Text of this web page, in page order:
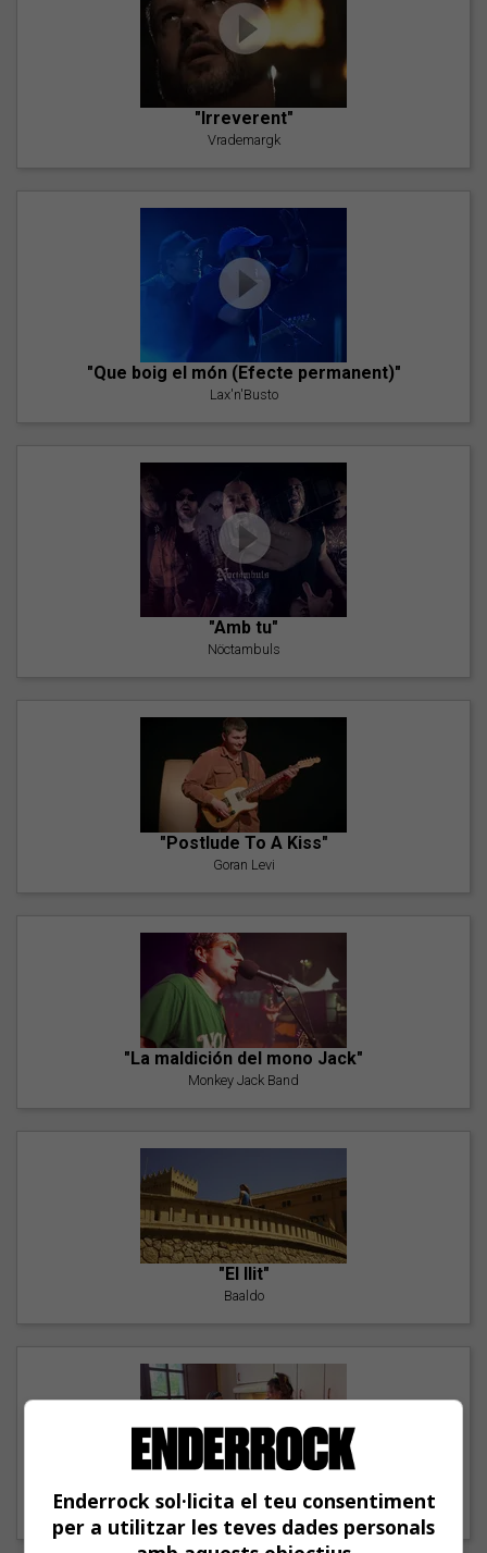
"Irreverent"
Vrademargk
"Que boig el món (Efecte permanent)"
Lax'n'Busto
"Amb tu"
Nöctambuls
"Postlude To A Kiss"
Goran Levi
"La maldición del mono Jack"
Monkey Jack Band
"El llit"
Baaldo
"Lo bueno y lo malo"
Carmen y María
Enderrock sol·licita el teu consentiment
per a utilitzar les teves dades personals